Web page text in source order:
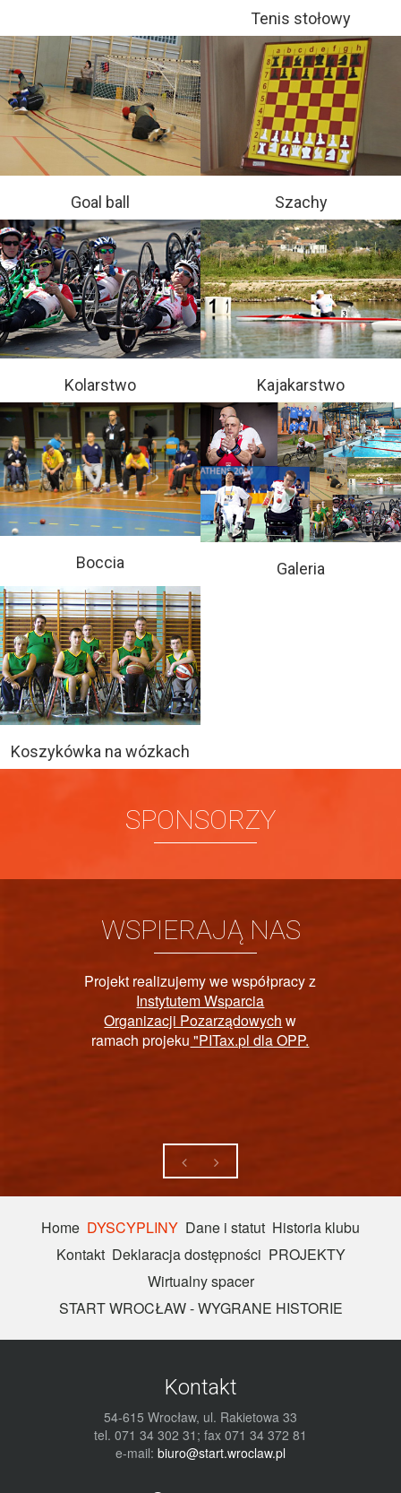
Tenis stołowy
Goal ball Szachy
Kolarstwo Kajakarstwo
Boccia Galeria
Koszykówka na wózkach
SPONSORZY
WSPIERAJĄ NAS
we współpracy z
Pozarządowychw
"PITax.pl dla OPP.
Home DYSCYPLINY Dane i statut Historia klubu
Kontakt Deklaracja dostępności PROJEKTY
Wirtualny spacer
START WROCŁAW - WYGRANE HISTORIE
Kontakt
54-615 Wrocław, ul. Rakietowa 33
tel. 071 34 302 31; fax 071 34 372 81
e-mail: biuro@start.wroclaw.pl